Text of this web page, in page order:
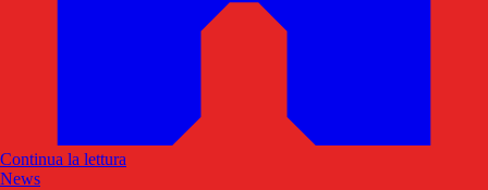
Continua la lettura
News